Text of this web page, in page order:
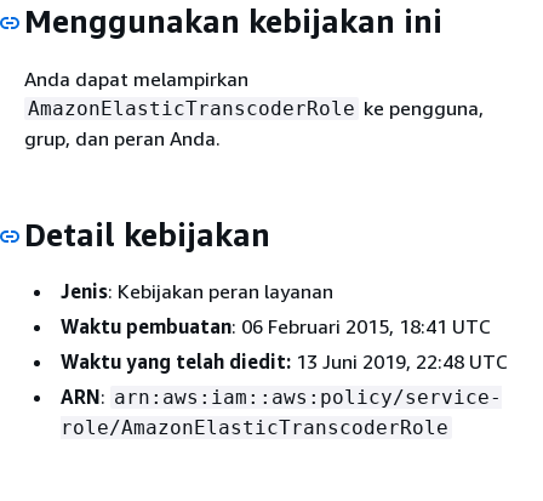
Menggunakan kebijakan ini
Anda dapat melampirkan
AmazonElasticTranscoderRole ke pengguna,
grup, dan peran Anda.
Detail kebijakan
Jenis: Kebijakan peran layanan
Waktu pembuatan: 06 Februari 2015, 18:41 UTC
Waktu yang telah diedit: 13 Juni 2019, 22:48 UTC
ARN: arn:aws:iam::aws:policy/service-
role/AmazonElasticTranscoderRole